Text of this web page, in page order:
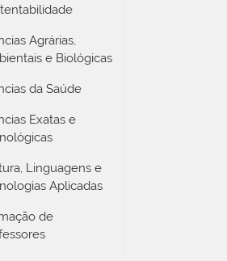
Agrárias,
e Biológicas
da Saúde
Exatas e
Linguagens e
Aplicadas
de